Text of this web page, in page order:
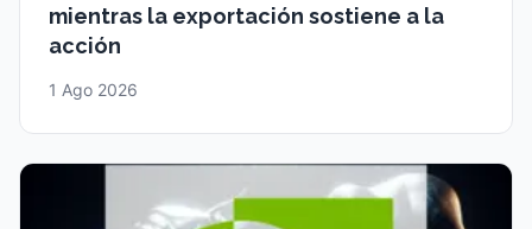
mientras la exportación sostiene a la
acción
1 Ago 2026